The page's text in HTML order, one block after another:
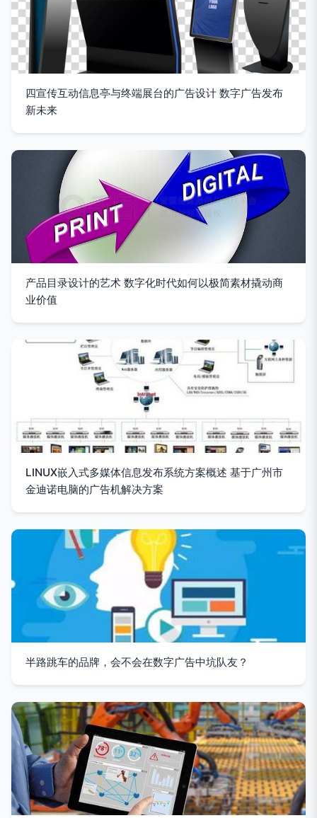
四宣传互动信息亭与终端展台的广告设计 数字广告发布
新未来
产品目录设计的艺术 数字化时代如何以极简素材撬动商
业价值
LINUX嵌入式多媒体信息发布系统方案概述 基于广州市
金迪诺电脑的广告机解决方案
半路跳车的品牌，会不会在数字广告中坑队友？